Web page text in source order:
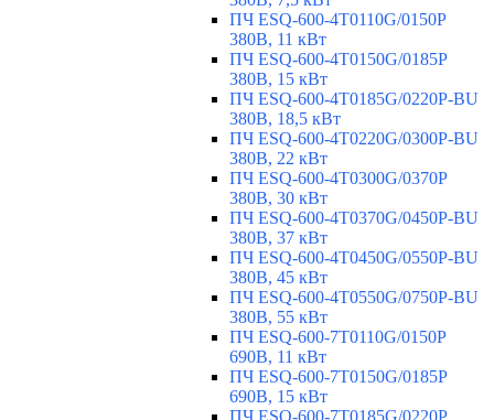
ПЧ ESQ-600-4T0110G/0150P
380В, 11 кВт
ПЧ ESQ-600-4T0150G/0185P
380В, 15 кВт
ПЧ ESQ-600-4T0185G/0220P-BU
380В, 18,5 кВт
ПЧ ESQ-600-4T0220G/0300P-BU
380В, 22 кВт
ПЧ ESQ-600-4T0300G/0370P
380В, 30 кВт
ПЧ ESQ-600-4T0370G/0450P-BU
380В, 37 кВт
ПЧ ESQ-600-4T0450G/0550P-BU
380В, 45 кВт
ПЧ ESQ-600-4T0550G/0750P-BU
380В, 55 кВт
ПЧ ESQ-600-7T0110G/0150P
690В, 11 кВт
ПЧ ESQ-600-7T0150G/0185P
690В, 15 кВт